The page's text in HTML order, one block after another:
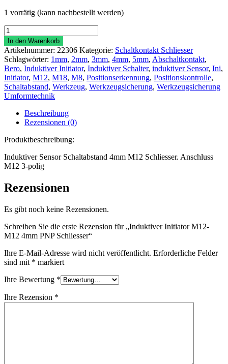
1 vorrätig (kann nachbestellt werden)
Induktiver
Initiator
M12-
M12
4mm
PNP
Schliesser
Menge
In den Warenkorb
Artikelnummer: 22306 Kategorie: Schaltkontakt Schliesser
Schlagwörter: 1mm, 2mm, 3mm, 4mm, 5mm, Abschaltkontakt,
Bero, Induktiver Initiator, Induktiver Schalter, induktiver Sensor, Ini,
Initiator, M12, M18, M8, Positionserkennung, Positionskontrolle,
Schaltabstand, Werkzeug, Werkzeugsicherung, Werkzeugsicherung
Umformtechnik
Beschreibung
Rezensionen (0)
Produktbeschreibung:
Induktiver Sensor Schaltabstand 4mm M12 Schliesser. Anschluss
M12 3-polig
Rezensionen
Es gibt noch keine Rezensionen.
Schreiben Sie die erste Rezension für „Induktiver Initiator M12-
M12 4mm PNP Schliesser“
Ihre E-Mail-Adresse wird nicht veröffentlicht. Erforderliche Felder
sind mit * markiert
Ihre Bewertung *
Ihre Rezension *